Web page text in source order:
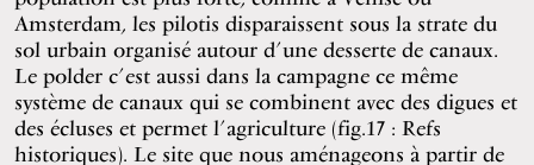
Amsterdam, les pilotis disparaissent sous la strate du
sol urbain organisé autour d’une desserte de canaux.
Le polder c’est aussi dans la campagne ce même
système de canaux qui se combinent avec des digues et
des écluses et permet l’agriculture (fig.17 : Refs
historiques). Le site que nous aménageons à partir de